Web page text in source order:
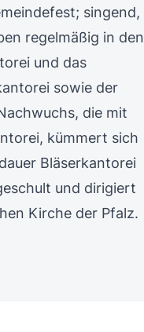
singend,
regelmäßig in den
und das
sowie der
die mit
kümmert sich
Bläserkantorei
und dirigiert
Kirche der Pfalz.